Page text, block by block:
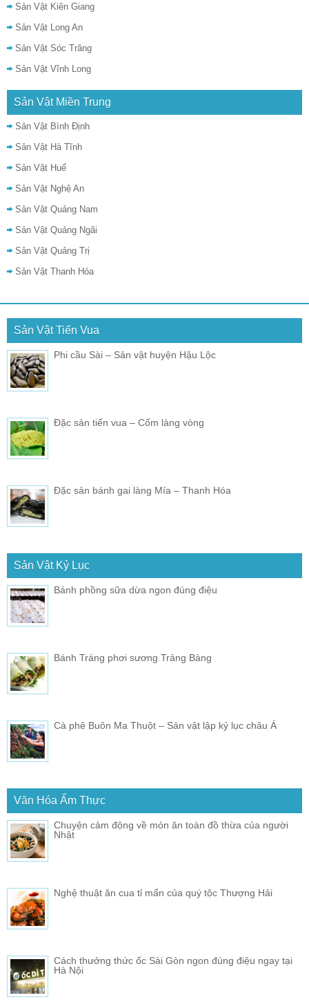
Sản Vật Kiên Giang
Sản Vật Long An
Sản Vật Sóc Trăng
Sản Vật Vĩnh Long
Sản Vật Miền Trung
Sản Vật Bình Định
Sản Vật Hà Tĩnh
Sản Vật Huế
Sản Vật Nghệ An
Sản Vật Quảng Nam
Sản Vật Quảng Ngãi
Sản Vật Quảng Trị
Sản Vật Thanh Hóa
Sản Vật Tiến Vua
Phi cầu Sài – Sản vật huyện Hậu Lộc
Đặc sản tiến vua – Cốm làng vòng
Đặc sản bánh gai làng Mía – Thanh Hóa
Sản Vật Kỷ Lục
Bánh phồng sữa dừa ngon đúng điệu
Bánh Tráng phơi sương Trảng Bàng
Cà phê Buôn Ma Thuột – Sản vật lập kỷ lục châu Á
Văn Hóa Ẩm Thực
Chuyện cảm động về món ăn toàn đồ thừa của người
Nhật
Nghệ thuật ăn cua tỉ mẩn của quý tộc Thượng Hải
Cách thưởng thức ốc Sài Gòn ngon đúng điệu ngay tại
Hà Nội